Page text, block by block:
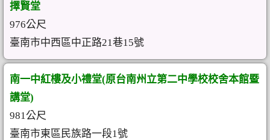
擇賢堂
976公尺
臺南市中西區中正路21巷15號
南一中紅樓及小禮堂(原台南州立第二中學校校舍本館暨
講堂)
981公尺
臺南市東區民族路一段1號